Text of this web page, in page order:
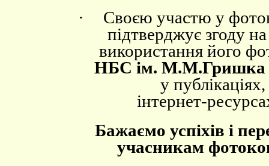
·
Своєю участю у
підтверджує згоду
використання його
НБС ім. М.М.Гришка
у
інтернет-
Бажаємо успіхів і
учасникам